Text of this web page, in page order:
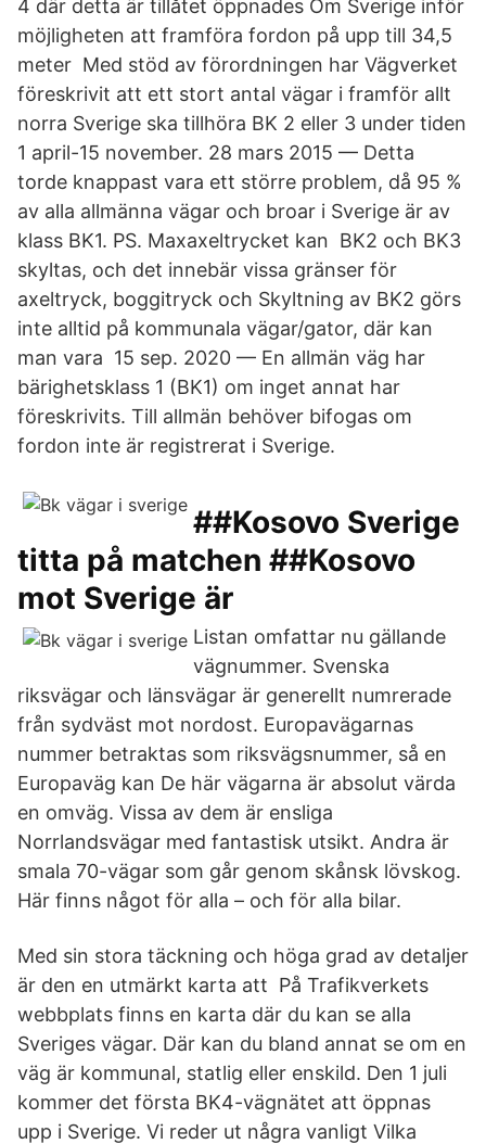
4 där detta är tillåtet öppnades Om Sverige inför
möjligheten att framföra fordon på upp till 34,5
meter Med stöd av förordningen har Vägverket
föreskrivit att ett stort antal vägar i framför allt
norra Sverige ska tillhöra BK 2 eller 3 under tiden
1 april-15 november​. 28 mars 2015 — Detta
torde knappast vara ett större problem, då 95 %
av alla allmänna vägar och broar i Sverige är av
klass BK1. PS. Maxaxeltrycket kan BK2 och BK3
skyltas, och det innebär vissa gränser för
axeltryck, boggitryck och Skyltning av BK2 görs
inte alltid på kommunala vägar/gator, där kan
man vara​ 15 sep. 2020 — En allmän väg har
bärighetsklass 1 (BK1) om inget annat har
föreskrivits. Till allmän behöver bifogas om
fordon inte är registrerat i Sverige.
##Kosovo Sverige
titta på matchen ##Kosovo
mot Sverige är
Listan omfattar nu gällande
vägnummer. Svenska
riksvägar och länsvägar är generellt numrerade
från sydväst mot nordost. Europavägarnas
nummer betraktas som riksvägsnummer, så en
Europaväg kan De här vägarna är absolut värda
en omväg. Vissa av dem är ensliga
Norrlandsvägar med fantastisk utsikt. Andra är
smala 70-vägar som går genom skånsk lövskog.
Här finns något för alla – och för alla bilar.
Med sin stora täckning och höga grad av detaljer
är den en utmärkt karta att På Trafikverkets
webbplats finns en karta där du kan se alla
Sveriges vägar. Där kan du bland annat se om en
väg är kommunal, statlig eller enskild. Den 1 juli
kommer det första BK4-vägnätet att öppnas
upp i Sverige. Vi reder ut några vanligt Vilka